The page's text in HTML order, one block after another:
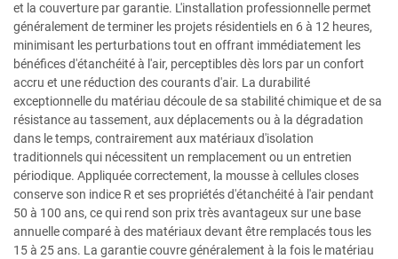
et la couverture par garantie. L'installation professionnelle permet
généralement de terminer les projets résidentiels en 6 à 12 heures,
minimisant les perturbations tout en offrant immédiatement les
bénéfices d'étanchéité à l'air, perceptibles dès lors par un confort
accru et une réduction des courants d'air. La durabilité
exceptionnelle du matériau découle de sa stabilité chimique et de sa
résistance au tassement, aux déplacements ou à la dégradation
dans le temps, contrairement aux matériaux d'isolation
traditionnels qui nécessitent un remplacement ou un entretien
périodique. Appliquée correctement, la mousse à cellules closes
conserve son indice R et ses propriétés d'étanchéité à l'air pendant
50 à 100 ans, ce qui rend son prix très avantageux sur une base
annuelle comparé à des matériaux devant être remplacés tous les
15 à 25 ans. La garantie couvre généralement à la fois le matériau